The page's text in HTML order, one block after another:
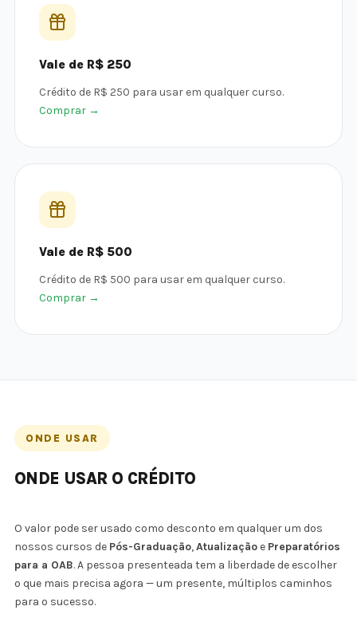
Vale de R$ 250
Crédito de R$ 250 para usar em qualquer curso.
Comprar →
Vale de R$ 500
Crédito de R$ 500 para usar em qualquer curso.
Comprar →
ONDE USAR
ONDE USAR O CRÉDITO
O valor pode ser usado como desconto em qualquer um dos
nossos cursos de Pós-Graduação,Atualização e Preparatórios
para a OAB. A pessoa presenteada tem a liberdade de escolher
o que mais precisa agora — um presente, múltiplos caminhos
para o sucesso.